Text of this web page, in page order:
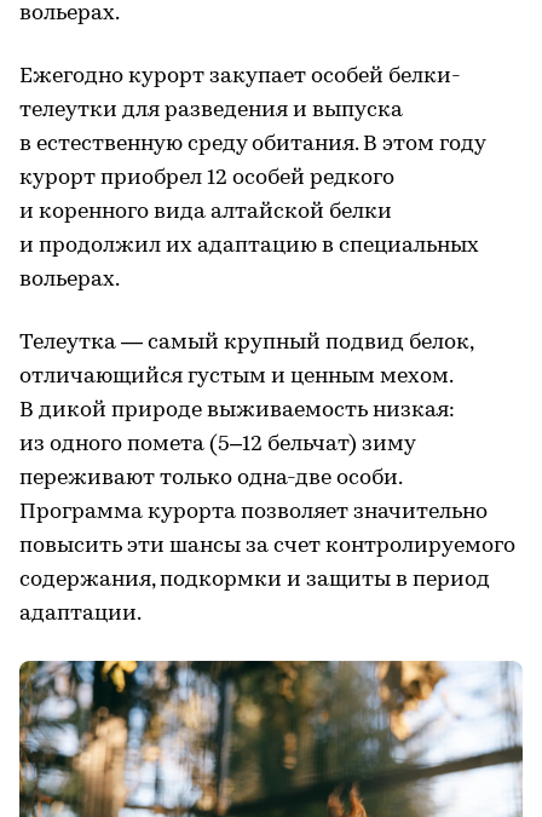
вольерах.
Ежегодно курорт закупает особей белки-
телеутки для разведения и выпуска
в естественную среду обитания. В этом году
курорт приобрел 12 особей редкого
и коренного вида алтайской белки
и продолжил их адаптацию в специальных
вольерах.
Телеутка — самый крупный подвид белок,
отличающийся густым и ценным мехом.
В дикой природе выживаемость низкая:
из одного помета (5–12 бельчат) зиму
переживают только одна-две особи.
Программа курорта позволяет значительно
повысить эти шансы за счет контролируемого
содержания, подкормки и защиты в период
адаптации.